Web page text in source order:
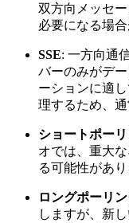
双方向メッセ
必要になる場合
SSE: 一方向通
バーのみがデ
ーションに適
理するため、通
ショートポー
オでは、重大
る可能性があり
ロングポーリ
しますが、新